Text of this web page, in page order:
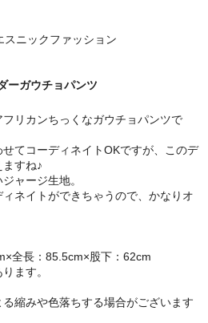
ーガウチョパンツ
リカンちっくなガウチョパンツで
てコーディネイトOKですが、このデ
すね♪
ャージ生地。
ネイトができちゃうので、かなりオ
全長：85.5cm×股下：62cm
ます。
縮みや色落ちする場合がございます